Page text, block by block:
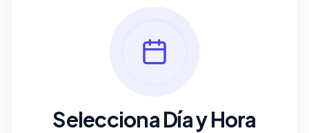
Selecciona Día y Hora